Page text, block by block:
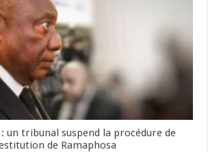
un tribunal suspend la procédure de
de Ramaphosa